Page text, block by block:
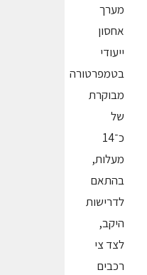
מערך
אחסון
ייעודי
בטמפרטורה
מבוקרת
של
כ־14
מעלות,
בהתאם
לדרישות
היקב,
לצד צי
רכבים